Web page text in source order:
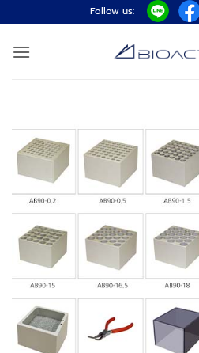
ไป
ยัง
Follow us: